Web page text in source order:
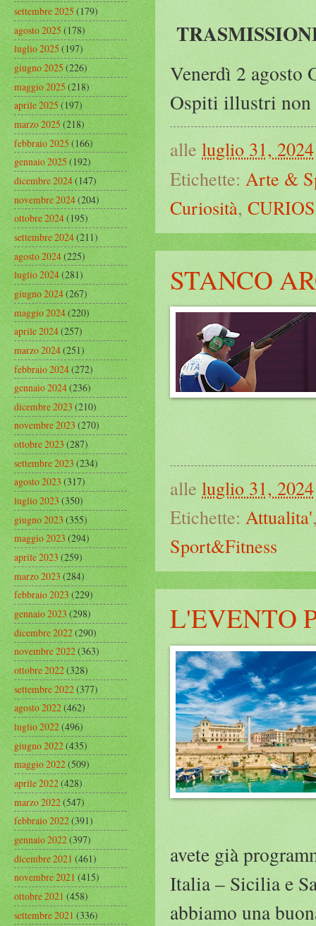
Venerdì 2 agosto
Ospiti illustri non
alle luglio 31, 2024
Etichette: Arte &
Curiosità,
STANCO
alle luglio 31, 2024
Etichette: Attualita'
Sport&Fitness
L'EVENTO
avete già
Italia – Sicilia e
abbiamo una
settembre 2025(179)
agosto 2025(178)
luglio 2025(197)
giugno 2025(226)
maggio 2025(218)
aprile 2025(197)
marzo 2025(218)
febbraio 2025(166)
gennaio 2025(192)
dicembre 2024(147)
novembre 2024(204)
ottobre 2024(195)
settembre 2024(211)
agosto 2024(225)
luglio 2024(281)
giugno 2024(267)
maggio 2024(220)
aprile 2024(257)
marzo 2024(251)
febbraio 2024(272)
gennaio 2024(236)
dicembre 2023(210)
novembre 2023(270)
ottobre 2023(287)
settembre 2023(234)
agosto 2023(317)
luglio 2023(350)
giugno 2023(355)
maggio 2023(294)
aprile 2023(259)
marzo 2023(284)
febbraio 2023(229)
gennaio 2023(298)
dicembre 2022(290)
novembre 2022(363)
ottobre 2022(328)
settembre 2022(377)
agosto 2022(462)
luglio 2022(496)
giugno 2022(435)
maggio 2022(509)
aprile 2022(428)
marzo 2022(547)
febbraio 2022(391)
gennaio 2022(397)
dicembre 2021(461)
novembre 2021(415)
ottobre 2021(458)
settembre 2021(336)